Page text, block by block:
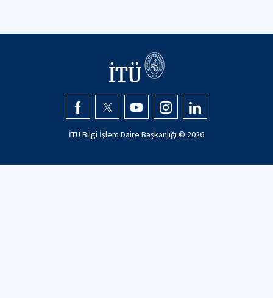
İTÜ Bilgi İşlem Daire Başkanlığı © 2026